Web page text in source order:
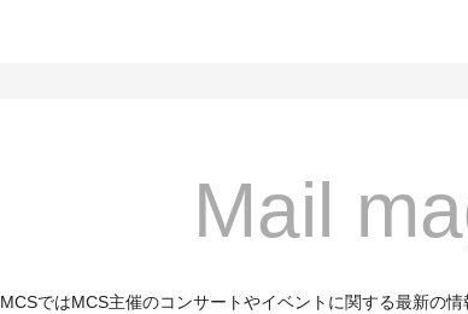
Mail
MCSではMCS主催のコンサートやイベントに関する最新の